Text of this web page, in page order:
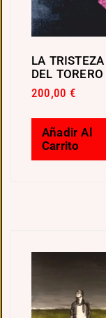
LA TRISTEZA
DEL TORERO
200,00€
Añadir Al
Carrito